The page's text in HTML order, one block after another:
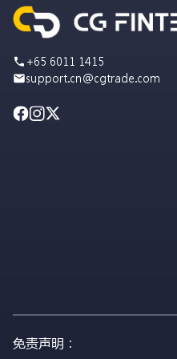
+65 6011 1415
support.cn@cgtrade.com
免责声明：